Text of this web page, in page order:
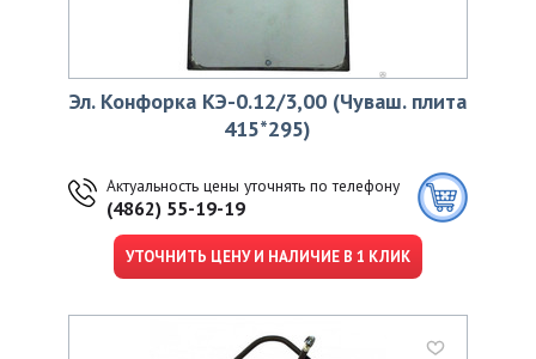
Эл. Конфорка КЭ-0.12/3,00 (Чуваш. плита
415*295)
Актуальность цены уточнять по телефону
(4862) 55-19-19
УТОЧНИТЬ ЦЕНУ И НАЛИЧИЕ В 1 КЛИК